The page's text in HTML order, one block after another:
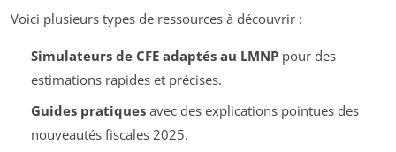
Voici plusieurs types de ressources à découvrir :
Simulateurs de CFE adaptés au LMNPpour des
estimations rapides et précises.
Guides pratiquesavec des explications pointues des
nouveautés fiscales 2025.